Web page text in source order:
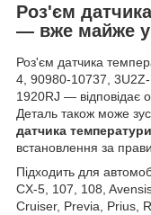
Роз'єм
— вже майже у
Роз'єм датчика
4, 90980-10737,
1920RJ — відповідає
Деталь також може
датчика температури
встановлення за
Підходить для
CX-5, 107, 108,
Cruiser, Previa, Prius,